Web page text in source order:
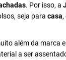
. Por isso, a
seja para casa,
além da marca
a ser